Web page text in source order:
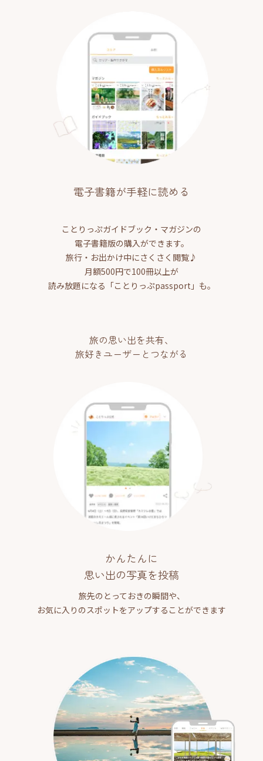
電子書籍が手軽に読める
ことりっぷガイドブック・マガジンの
電子書籍版の購入ができます。
旅行・お出かけ中にさくさく閲覧♪
月額500円で100冊以上が
読み放題になる「ことりっぷpassport」も。
旅の思い出を共有、
旅好きユーザーとつながる
かんたんに
思い出の写真を投稿
旅先のとっておきの瞬間や、
お気に入りのスポットをアップすることができます